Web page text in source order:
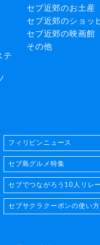
テ
セブ近郊のお土産
セブ近郊のショッ
セブ近郊の映画館
その他
フィリピンニュース
セブ島グルメ特集
セブでつながろう10人リレー
セブサクラクーポンの使い方